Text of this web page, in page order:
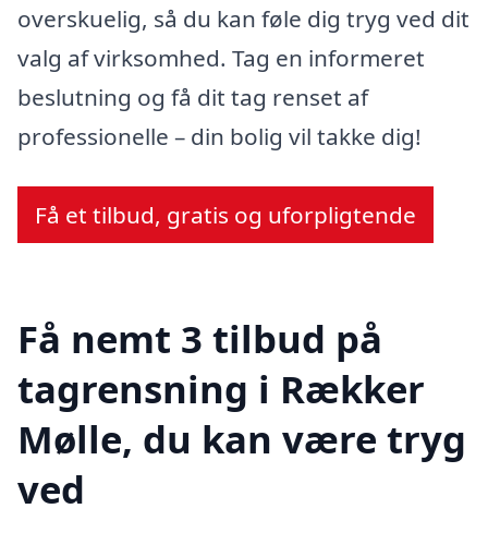
overskuelig, så du kan føle dig tryg ved dit
valg af virksomhed. Tag en informeret
beslutning og få dit tag renset af
professionelle – din bolig vil takke dig!
Få et tilbud, gratis og uforpligtende
Få nemt 3 tilbud på
tagrensning i Rækker
Mølle, du kan være tryg
ved